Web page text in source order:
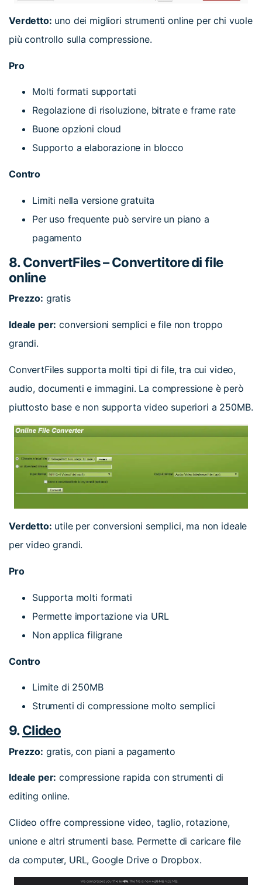
Verdetto: uno dei migliori strumenti online per chi vuole
più controllo sulla compressione.
Pro
Molti formati supportati
Regolazione di risoluzione, bitrate e frame rate
Buone opzioni cloud
Supporto a elaborazione in blocco
Contro
Limiti nella versione gratuita
Per uso frequente può servire un piano a
pagamento
8. ConvertFiles – Convertitore di file
online
Prezzo: gratis
Ideale per: conversioni semplici e file non troppo
grandi.
ConvertFiles supporta molti tipi di file, tra cui video,
audio, documenti e immagini. La compressione è però
piuttosto base e non supporta video superiori a 250MB.
Verdetto: utile per conversioni semplici, ma non ideale
per video grandi.
Pro
Supporta molti formati
Permette importazione via URL
Non applica filigrane
Contro
Limite di 250MB
Strumenti di compressione molto semplici
9.Clideo
Prezzo: gratis, con piani a pagamento
Ideale per: compressione rapida con strumenti di
editing online.
Clideo offre compressione video, taglio, rotazione,
unione e altri strumenti base. Permette di caricare file
da computer, URL, Google Drive o Dropbox.